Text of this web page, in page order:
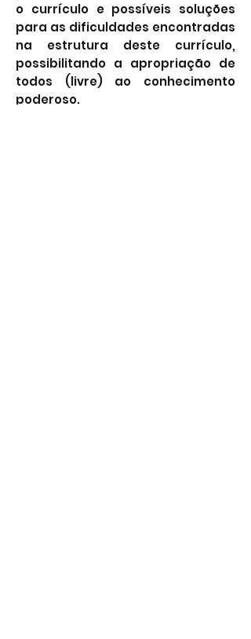
o currículo e possíveis soluções
para as dificuldades encontradas
na estrutura deste currículo,
possibilitando a apropriação de
todos (livre) ao conhecimento
poderoso.